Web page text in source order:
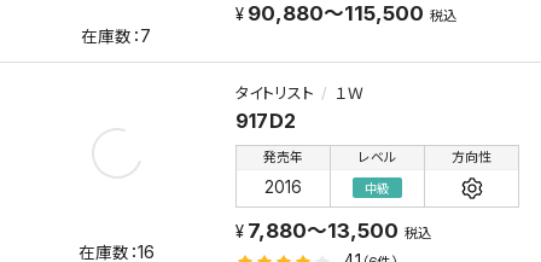
7
90,880～115,500 税込
タイトリスト １Ｗ
917Ｄ2
発売年
2016
レベル
中級
方向性
16
7,880～13,500 税込